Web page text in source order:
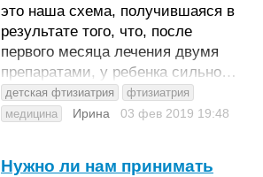
это наша схема, получившаяся в
результате того, что, после
первого месяца лечения двумя
препаратами, у ребенка сильно…
детская фтизиатрия
фтизиатрия
медицина
Ирина 03 фев 2019 19:48
Нужно ли нам принимать